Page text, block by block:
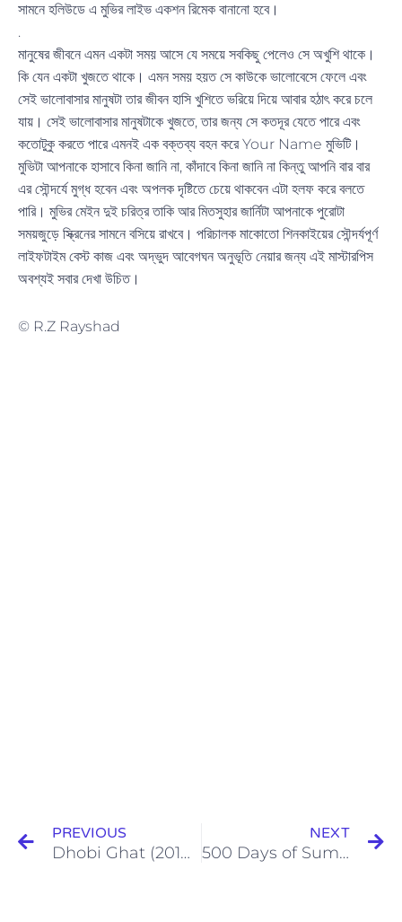
সামনে হলিউডে এ মুভির লাইভ একশন রিমেক বানানো হবে।
.
মানুষের জীবনে এমন একটা সময় আসে যে সময়ে সবকিছু পেলেও সে অখুশি থাকে।
কি যেন একটা খুজতে থাকে। এমন সময় হয়ত সে কাউকে ভালোবেসে ফেলে এবং
সেই ভালোবাসার মানুষটা তার জীবন হাসি খুশিতে ভরিয়ে দিয়ে আবার হঠাৎ করে চলে
যায়। সেই ভালোবাসার মানুষটাকে খুজতে, তার জন্য সে কতদূর যেতে পারে এবং
কতোটুকু করতে পারে এমনই এক বক্তব্য বহন করে Your Name মুভিটি।
মুভিটা আপনাকে হাসাবে কিনা জানি না, কাঁদাবে কিনা জানি না কিন্তু আপনি বার বার
এর সৌন্দর্যে মুগ্ধ হবেন এবং অপলক দৃষ্টিতে চেয়ে থাকবেন এটা হলফ করে বলতে
পারি। মুভির মেইন দুই চরিত্র তাকি আর মিতসুহার জার্নিটা আপনাকে পুরোটা
সময়জুড়ে স্ক্রিনের সামনে বসিয়ে রাখবে। পরিচালক মাকোতো শিনকাইয়ের সৌন্দর্যপূর্ণ
লাইফটাইম বেস্ট কাজ এবং অদ্ভুদ আবেগঘন অনুভূতি নেয়ার জন্য এই মাস্টারপিস
অবশ্যই সবার দেখা উচিত।
© R.Z Rayshad
PREVIOUS
Dhobi Ghat (2010) সিনেমা রিভিউ
NEXT
500 Days of Summer (2009) সিনেমা রিভিউ